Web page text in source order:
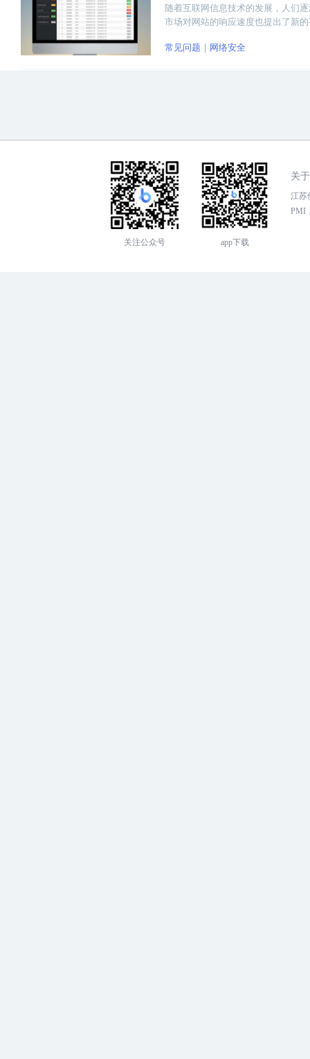
随着互联网信息技术的发展，人们
市场对网站的响应速度也提出了新
常见问题
网络安全
关注公众号 app下载
关
江苏
PMI